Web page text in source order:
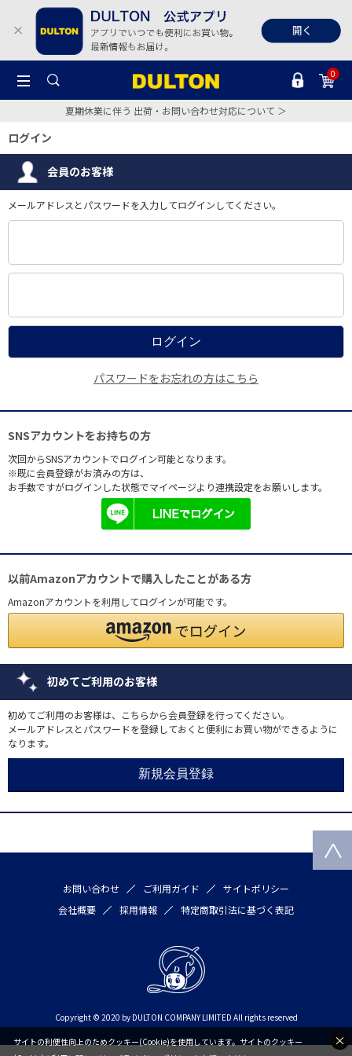
0
夏期休業に伴う 出荷・お問い合わせ対応について ＞
ログイン
会員のお客様
メールアドレスとパスワードを入力してログインしてください。
パスワードをお忘れの方はこちら
SNSアカウントをお持ちの方
次回からSNSアカウントでログイン可能となります。
※既に会員登録がお済みの方は、
お手数ですがログインした状態でマイページより連携設定をお願いします。
以前Amazonアカウントで購入したことがある方
Amazonアカウントを利用してログインが可能です。
初めてご利用のお客様
初めてご利用のお客様は、こちらから会員登録を行ってください。
メールアドレスとパスワードを登録しておくと便利にお買い物ができるように
なります。
お問い合わせ ご利用ガイド
サイトポリシー
会社概要
採用情報 特定商取引法に基づく表記
Copyright © 2020 by DULTON COMPANY LIMITED All rights reserved
サイトの利便性向上のためクッキー(Cookie)を使用しています。サイトのクッキー